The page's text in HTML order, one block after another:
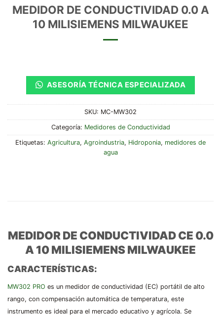
MEDIDOR DE CONDUCTIVIDAD 0.0 A
10 MILISIEMENS MILWAUKEE
ASESORÍA TÉCNICA ESPECIALIZADA
SKU: MC-MW302
Categoría: Medidores de Conductividad
Etiquetas: Agricultura, Agroindustria, Hidroponia, medidores de
agua
MEDIDOR DE CONDUCTIVIDAD CE 0.0
A 10 MILISIEMENS MILWAUKEE
CARACTERÍSTICAS:
MW302 PRO es un medidor de conductividad (EC) portátil de alto
rango, con compensación automática de temperatura, este
instrumento es ideal para el mercado educativo y agrícola. Se